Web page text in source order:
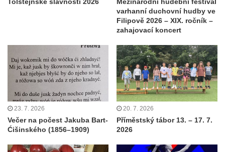
varhanní duchovní hudby ve
Filipově 2026 – XIX. ročník –
zahajovací koncert
23. 7. 2026
Večer na počest Jakuba Bart-
Ćišinského (1856–1909)
20. 7. 2026
Příměstský tábor 13. – 17. 7.
2026